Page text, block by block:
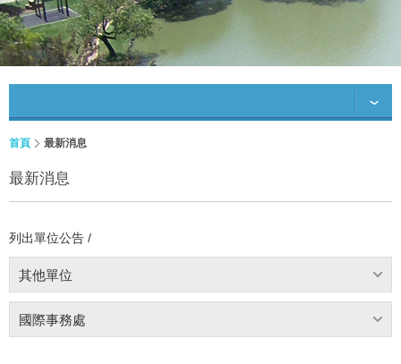
首頁 最新消息
最新消息
列出單位公告 /
其他單位
國際事務處